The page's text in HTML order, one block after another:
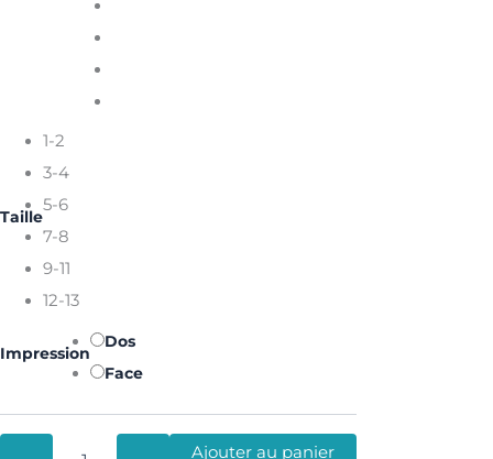
Taille
1-2
3-4
5-6
7-8
9-11
12-13
Impression
Dos
Face
Ajouter au panier